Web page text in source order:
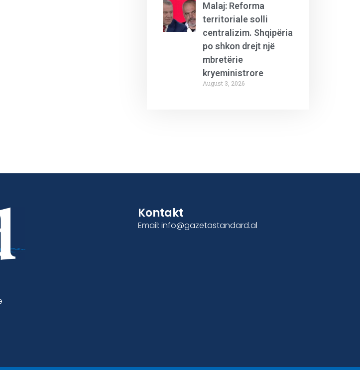
Malaj: Reforma
territoriale solli
centralizim. Shqipëria
po shkon drejt një
mbretërie
kryeministrore
August 3, 2026
Kontakt
Email: info@gazetastandard.al